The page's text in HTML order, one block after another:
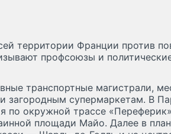
территории Франции против
профсоюзы и
транспортные магистрали,
загородным супермаркетам. В
по окружной трассе
площади Майо. Далее в